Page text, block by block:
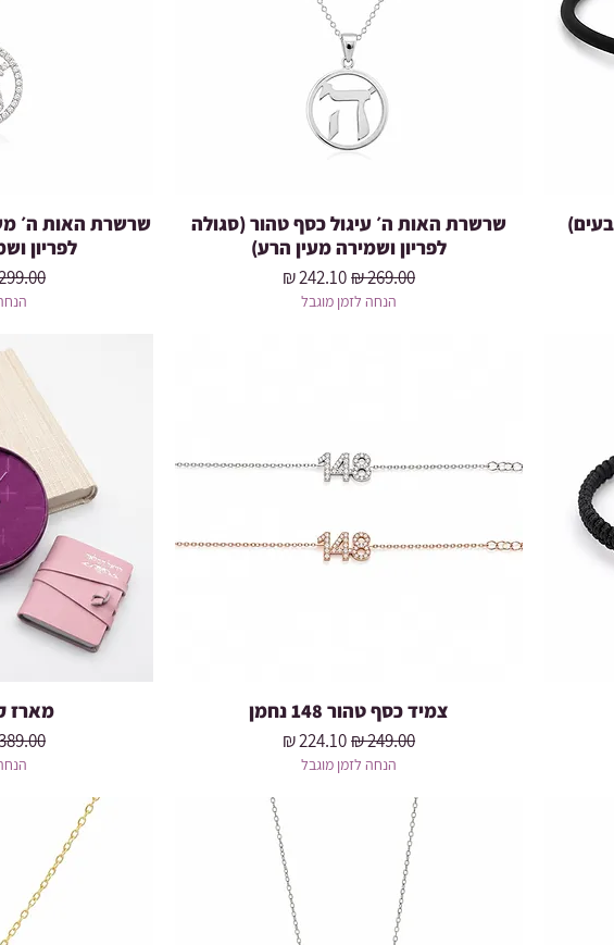
שרשרת האות ה׳ עיגול כסף טהור (סגולה
לפריון ושמירה מעין הרע)
מחיר רגילמחיר מבצע
הנחה לזמן מוגבל
שרשרת האות ה׳
לפריון
מחיר
צמיד כסף טהור 148 נחמן
מחיר רגילמחיר מבצע
הנחה לזמן מוגבל
מארז
מחיר